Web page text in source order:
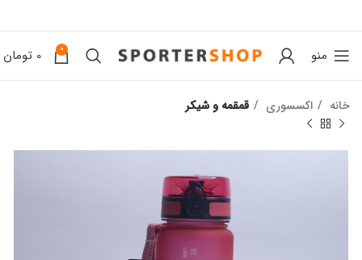
منو 0
0 تومان
خانه اکسسوری قمقمه و شیکر